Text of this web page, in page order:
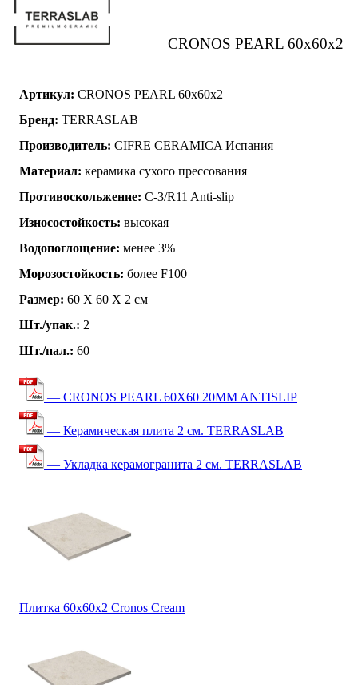
CRONOS PEARL 60x60x2
Артикул: CRONOS PEARL 60x60x2
Бренд: TERRASLAB
Производитель: CIFRE CERAMICA Испания
Материал: керамика сухого прессования
Противоскольжение: C-3/R11 Anti-slip
Износостойкость: высокая
Водопоглощение: менее 3%
Морозостойкость: более F100
Размер: 60 Х 60 Х 2 см
Шт./упак.: 2
Шт./пал.: 60
— CRONOS PEARL 60X60 20MM ANTISLIP
— Керамическая плита 2 см. TERRASLAB
— Укладка керамогранита 2 см. TERRASLAB
Плитка 60x60x2 Cronos Cream